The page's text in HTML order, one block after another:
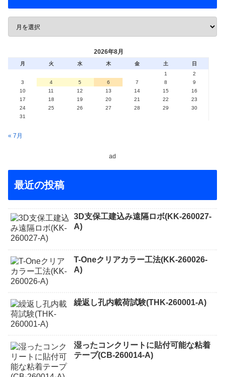
2026年8月
月 火 水 木 金 土
日
1
2
3
4 5 6 7 8
9
10
11 12 13 14 15
16
17
18 19 20 21 22
23
24
25 26 27 28 29
30
31
« 7月
ad
最近の投稿
3D支保工建込み遠隔ロボ(KK-260027-
A)
T-Oneクリアカラー工法(KK-260026-
A)
繰返し孔内載荷試験(THK-260001-A)
湿ったコンクリートに貼付可能な粘着
テープ(CB-260014-A)